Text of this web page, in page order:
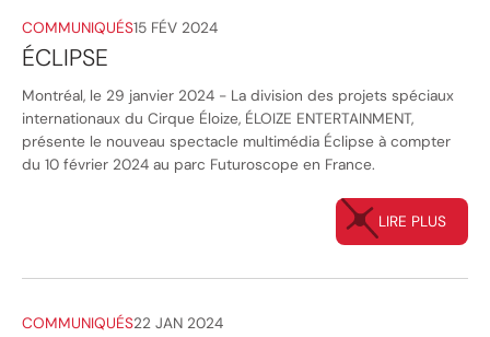
COMMUNIQUÉS15 FÉV 2024
ÉCLIPSE
Montréal, le 29 janvier 2024 - La division des projets spéciaux
internationaux du Cirque Éloize, ÉLOIZE ENTERTAINMENT,
présente le nouveau spectacle multimédia Éclipse à compter
du 10 février 2024 au parc Futuroscope en France.
LIRE PLUS
COMMUNIQUÉS22 JAN 2024